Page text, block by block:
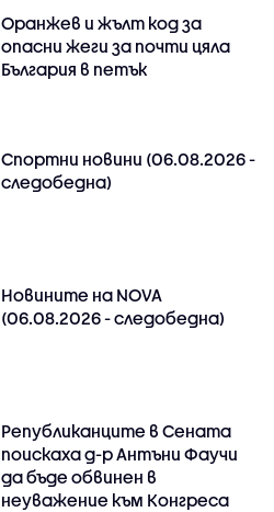
Оранжев и жълт код за
опасни жеги за почти цяла
България в петък
Спортни новини (06.08.2026 -
следобедна)
Новините на NOVA
(06.08.2026 - следобедна)
Републиканците в Сената
поискаха д-р Антъни Фаучи
да бъде обвинен в
неуважение към Конгреса